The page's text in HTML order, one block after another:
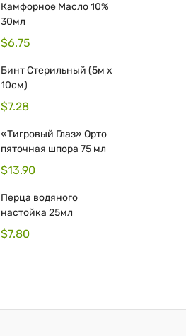
Камфорное Масло 10%
30мл
$6.75
Бинт Стерильный (5м x
10см)
$7.28
«Тигровый Глаз» Орто
пяточная шпора 75 мл
$13.90
Перца водяного
настойка 25мл
$7.80